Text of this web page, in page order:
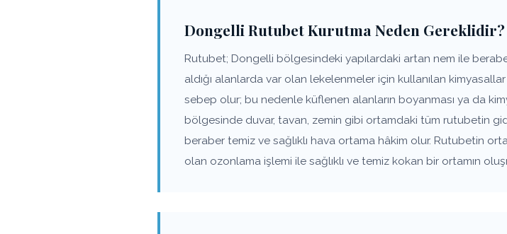
Dongelli Rutubet Kurutma Neden Gereklidir?
Rutubet; Dongelli bölgesindeki yapılardaki artan nem ile
aldığı alanlarda var olan lekelenmeler için kullanılan
sebep olur; bu nedenle küflenen alanların boyanması ya da
bölgesinde duvar, tavan, zemin gibi ortamdaki tüm rutubetin
beraber temiz ve sağlıklı hava ortama hâkim olur. Rutubetin
olan ozonlama işlemi ile sağlıklı ve temiz kokan bir ortamın